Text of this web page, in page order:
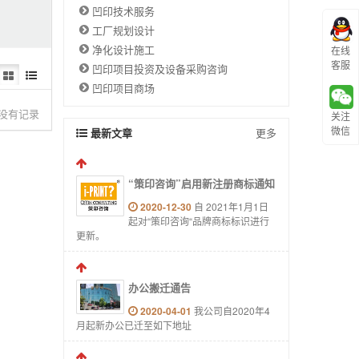
在线
客服
关注
微信
有记录
凹印技术服务
工厂规划设计
净化设计施工
凹印项目投资及设备采购咨询
凹印项目商场
最新文章 更多
“策印咨询”启用新注册商标通知
2020-12-30 自 2021年1月1日
起对“策印咨询“品牌商标标识进行
更新。
办公搬迁通告
2020-04-01 我公司自2020年4
月起新办公已迁至如下地址